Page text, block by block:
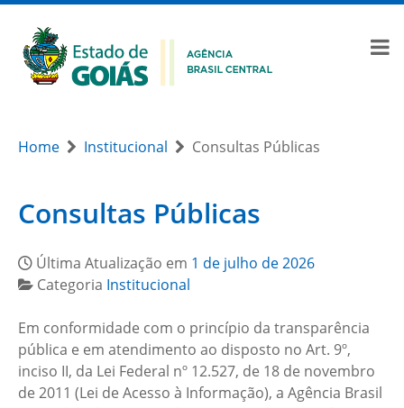
Home Institucional Consultas Públicas
Consultas Públicas
Última Atualização em 1 de julho de 2026
Categoria Institucional
Em conformidade com o princípio da transparência
pública e em atendimento ao disposto no Art. 9º,
inciso II, da Lei Federal nº 12.527, de 18 de novembro
de 2011 (Lei de Acesso à Informação), a Agência Brasil